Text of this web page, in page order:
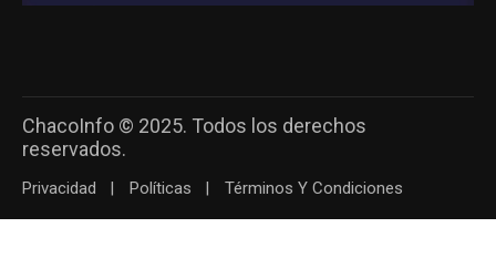
ChacoInfo © 2025. Todos los derechos
reservados.
Privacidad Políticas Términos Y Condiciones